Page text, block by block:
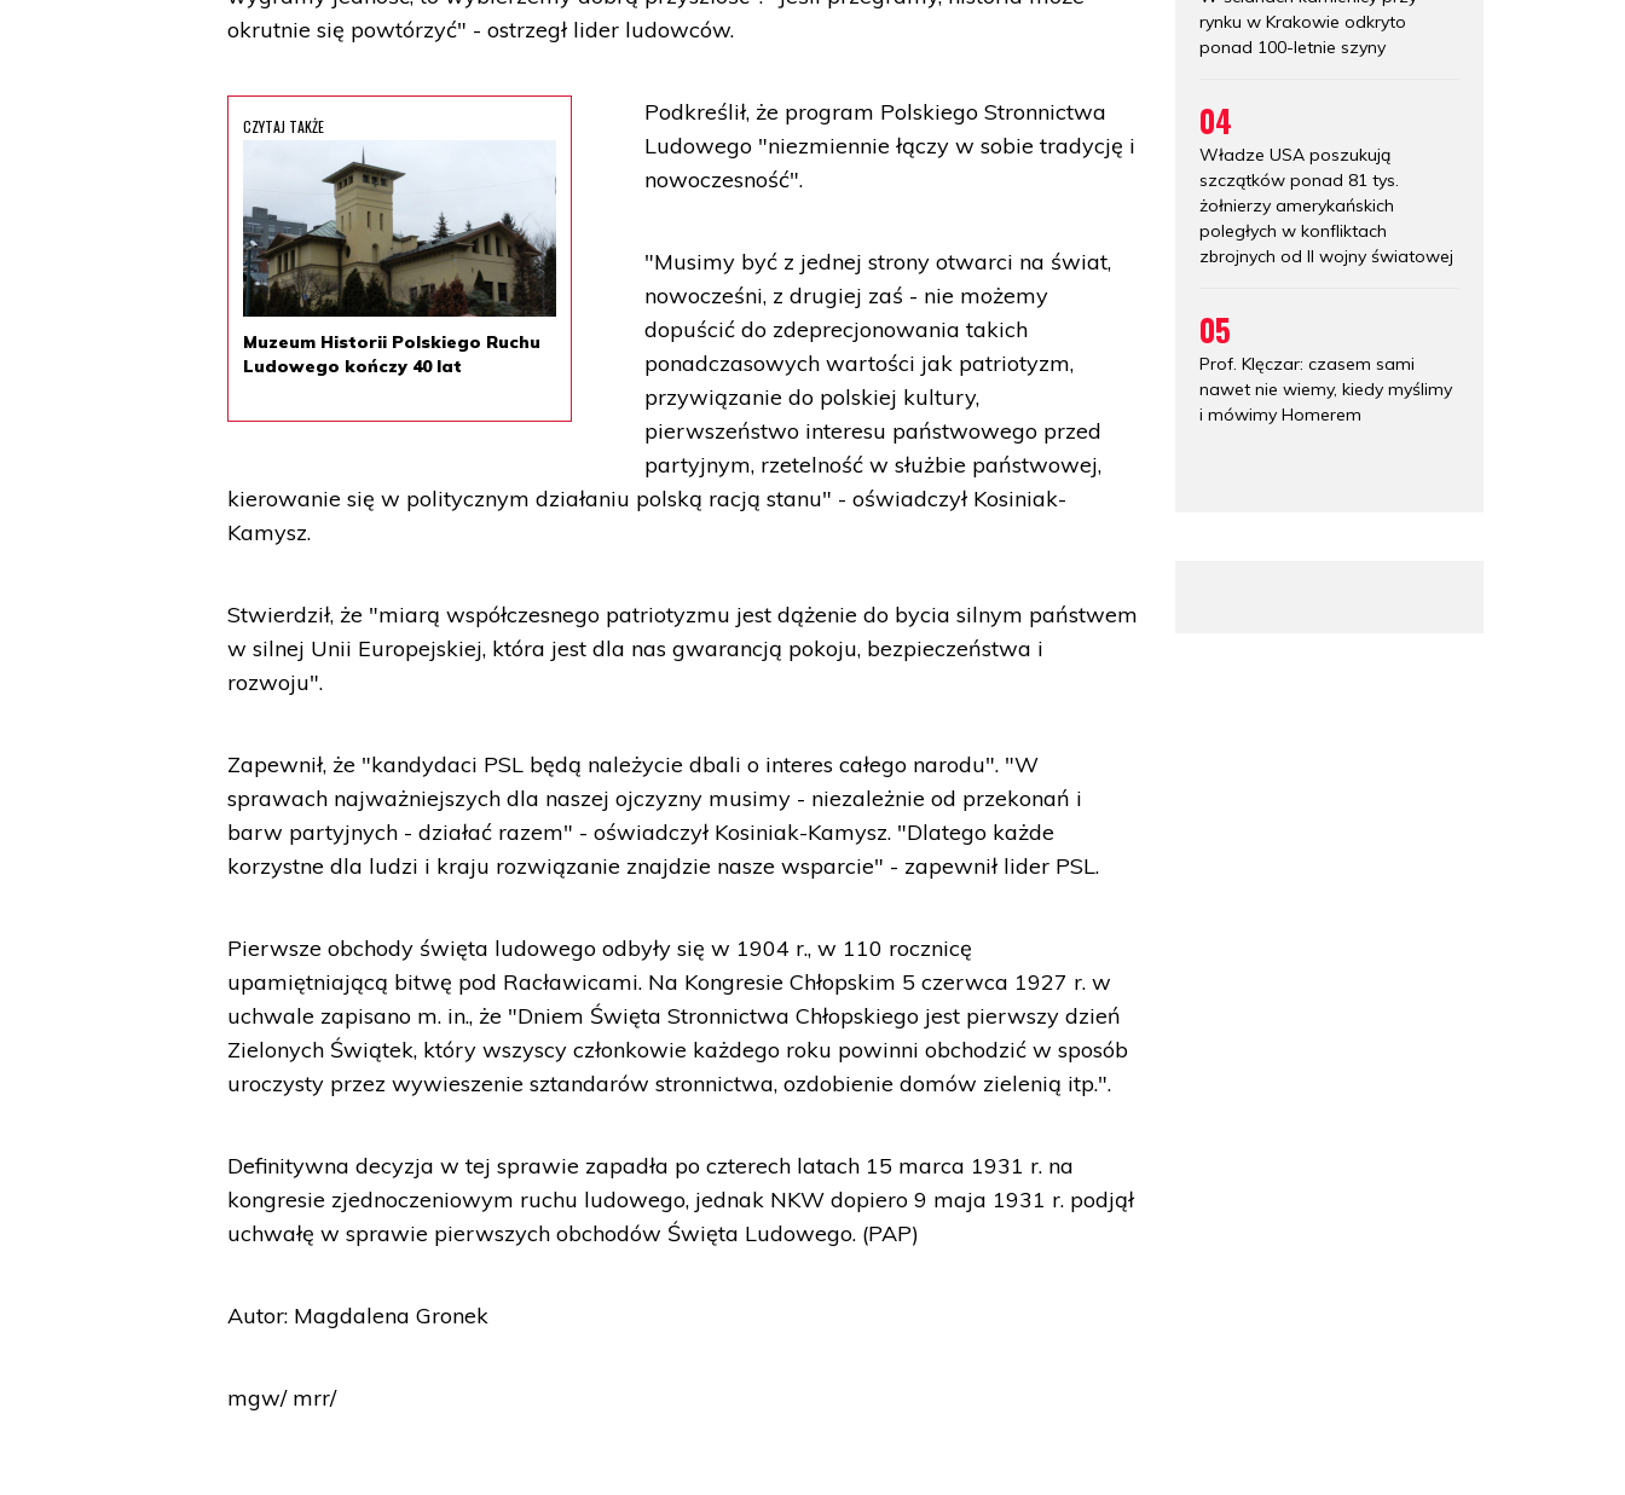
okrutnie się powtórzyć" - ostrzegł lider ludowców.
CZYTAJ TAKŻE
Muzeum Historii Polskiego Ruchu
Ludowego kończy 40 lat
Podkreślił, że program Polskiego Stronnictwa
Ludowego "niezmiennie łączy w sobie tradycję i
nowoczesność".
"Musimy być z jednej strony otwarci na świat,
nowocześni, z drugiej zaś - nie możemy
dopuścić do zdeprecjonowania takich
ponadczasowych wartości jak patriotyzm,
przywiązanie do polskiej kultury,
pierwszeństwo interesu państwowego przed
partyjnym, rzetelność w służbie państwowej,
kierowanie się w politycznym działaniu polską racją stanu" - oświadczył Kosiniak-
Kamysz.
Stwierdził, że "miarą współczesnego patriotyzmu jest dążenie do bycia silnym państwem
w silnej Unii Europejskiej, która jest dla nas gwarancją pokoju, bezpieczeństwa i
rozwoju".
Zapewnił, że "kandydaci PSL będą należycie dbali o interes całego narodu". "W
sprawach najważniejszych dla naszej ojczyzny musimy - niezależnie od przekonań i
barw partyjnych - działać razem" - oświadczył Kosiniak-Kamysz. "Dlatego każde
korzystne dla ludzi i kraju rozwiązanie znajdzie nasze wsparcie" - zapewnił lider PSL.
Pierwsze obchody święta ludowego odbyły się w 1904 r., w 110 rocznicę
upamiętniającą bitwę pod Racławicami. Na Kongresie Chłopskim 5 czerwca 1927 r. w
uchwale zapisano m. in., że "Dniem Święta Stronnictwa Chłopskiego jest pierwszy dzień
Zielonych Świątek, który wszyscy członkowie każdego roku powinni obchodzić w sposób
uroczysty przez wywieszenie sztandarów stronnictwa, ozdobienie domów zielenią itp.".
Definitywna decyzja w tej sprawie zapadła po czterech latach 15 marca 1931 r. na
kongresie zjednoczeniowym ruchu ludowego, jednak NKW dopiero 9 maja 1931 r. podjął
uchwałę w sprawie pierwszych obchodów Święta Ludowego. (PAP)
Autor: Magdalena Gronek
mgw/ mrr/
rynku w Krakowie odkryto
ponad 100-letnie szyny
04
Władze USA poszukują
szczątków ponad 81 tys.
żołnierzy amerykańskich
poległych w konfliktach
zbrojnych od II wojny światowej
05
Prof. Klęczar: czasem sami
nawet nie wiemy, kiedy myślimy
i mówimy Homerem